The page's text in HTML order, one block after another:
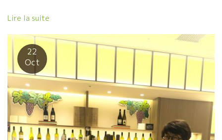
ェ・デ・ザルペット2001を開けた。 ラングドック地方の歴史を飲
のように蘇ってくる。これも古酒の楽しみ方の一つ。 葡萄を酵母
菌で発酵させただけで、時を超えて２０年後に楽しめるとは、ワ
インは素晴らしい。
Lire la suite
22
Oct